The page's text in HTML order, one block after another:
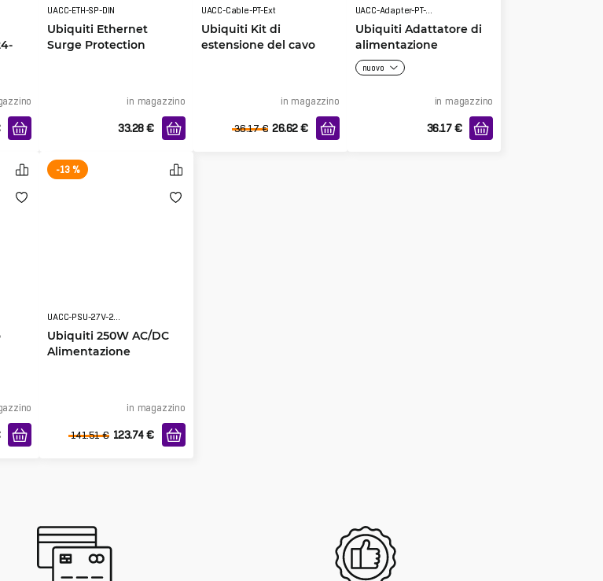
UACC-ETH-SP-DIN
Ubiquiti Ethernet
Surge Protection
in magazzino
33.28 €
UACC-Cable-PT-Ext
Ubiquiti Kit di
estensione del cavo
in magazzino
36.17 € 26.62 €
UACC-Adapter-PT-120W
Ubiquiti Adattatore di
alimentazione
TransPort 120W
nuovo
in magazzino
36.17 €
-13 %
UACC-PSU-27V-250W
Ubiquiti 250W AC/DC
Alimentazione
in magazzino
141.51 € 123.74 €